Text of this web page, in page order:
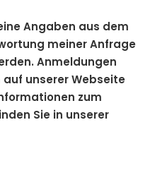
Angaben aus dem
meiner Anfrage
Anmeldungen
unserer Webseite
zum
Sie in unserer